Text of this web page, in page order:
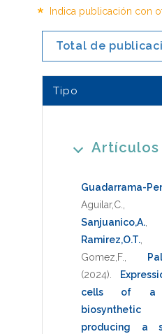
* Indica publicación con
Total de
Tipo
Artículos
Guadarrama-
Aguilar,C.
Sanjuanico,A.
Ramirez,O.T.
Gomez,F.
(2024)
cells of a
producing a